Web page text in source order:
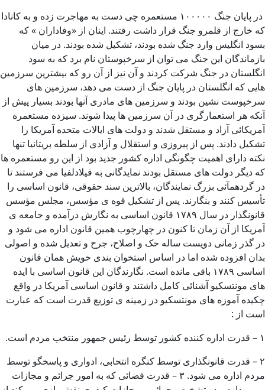
در پایان جنگ ۱۰۰۰۰۰ مستعمره چی دست به مهاجرت زده و به کانادا
که خارج از قلمرو جنگ قرار داشت رفتند. اینان از «وفاداران » که
بسود انگلیس وارد جنگ شده بودند، تشکیل شده بودند. در میان
بازماندگان این جنگ می توان از سرخپوستان نام برد که به سود
انگلستان در جنگ شرکت کردند و آن نیز از آن رو که بیشترین سرزمین
هایی که انگلستان در پایان جنگ از دست می دهد، سرزمین های
سرخپوست نشین بودند و سرزمین های مادری آنها بودند بسیار پیش از
آنکه هر استعمارگری در آن سرزمین ها پیدا شوند. سیزده مستعمره
آمریکائی آزاد و مستقل شدند و دولت های ایالات متحده آمریکا را
تشکیل دادند. پس از پیروزی و استقلال و آزادی از سلطه بریتانیا تنها
نکته دارای اهمیت چگونگی اداره کشور جدید بود از این رو مستعمره ها
که دیگر دولت های مستقل بودند نمایدگانی به فیلادلفیا می فرستند تا
در گردهمآئی بزرگ نمایندگان، بالاترین سند حقوقی، قانون اساسی را
تأسیس کنند و بنگارند. پس از تشکیل قوه ی مؤسس، مجلس مؤسس
قانونگذار در سال ۱۷۸۹ قانون اساسی به نگارش درآمده و جامعه ی
آمریکا از آن زمان تا کنون در چهارچوب همین قانون اداره می شود و
در گذر زمانی دویست ساله حک و اصلاح، جرح و تعدیل شده و اصولی
بدان افزوده شده اما در اساس استخوان بندی خویش همان قانون
اساسی ۱۷۸۹ باقی مانده است. نگارندگان این قانون اساسی با ایده
های مونتسکیو آشنائی کامل داشتند و قانون اساسی آمریکا در واقع
چکیده آموزه های مونتسکیو در زمینه ی توزیع قدرت است که عبارت
است از :
۱ – قدرت اداره کننده کشور توسط رئیس جمهور منتخب مردم است.
۲ – قدرت قانونگذاری توسط کنگره انتحابی، ادواری و پاسخگو توسط
مردم اداره می شود. ۳ – قدرت قضائی که به امور جرائم و مجازات